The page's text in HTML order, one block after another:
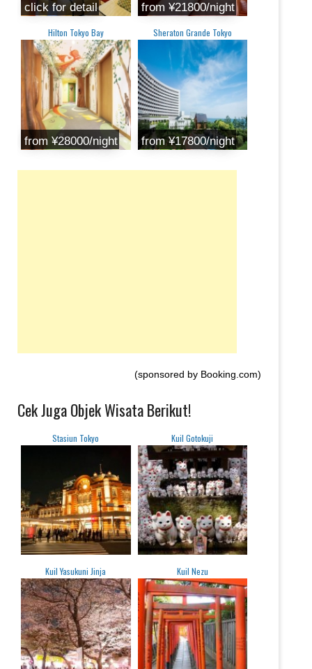
click for detail from ¥21800/night
Hilton Tokyo Bay
from ¥28000/night
Sheraton Grande Tokyo
from ¥17800/night
(sponsored by Booking.com)
Cek Juga Objek Wisata Berikut!
Stasiun Tokyo Kuil Gotokuji
Kuil Yasukuni Jinja Kuil Nezu